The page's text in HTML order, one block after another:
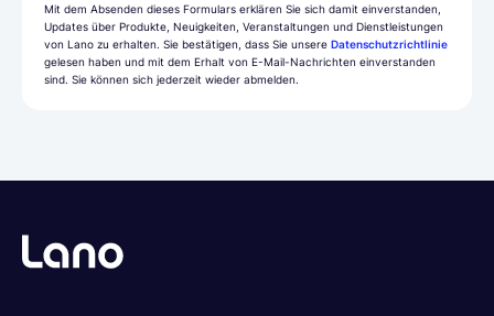
Mit dem Absenden dieses Formulars erklären Sie sich damit einverstanden,
Updates über Produkte, Neuigkeiten, Veranstaltungen und Dienstleistungen
von Lano zu erhalten. Sie bestätigen, dass Sie unsere Datenschutzrichtlinie
gelesen haben und mit dem Erhalt von E-Mail-Nachrichten einverstanden
sind. Sie können sich jederzeit wieder abmelden.